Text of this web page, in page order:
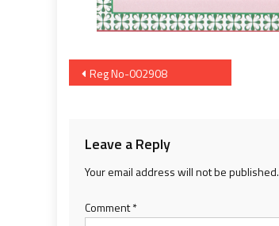
Post
Reg No-002908
Leave a Reply
Your email address will not be published.
Comment*